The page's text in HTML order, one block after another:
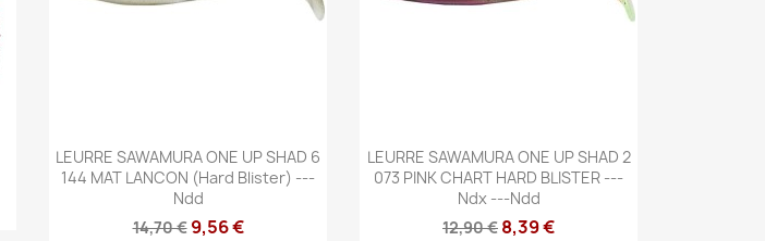
Aperçu rapide
LEURRE SAWAMURA ONE UP SHAD 6
144 MAT LANCON (hard Blister) ---
Ndd
14,70 € 9,56 €
Aperçu rapide
LEURRE SAWAMURA ONE UP SHAD 2
073 PINK CHART HARD BLISTER ---
Ndx ---ndd
12,90 € 8,39 €